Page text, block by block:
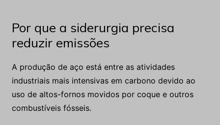
Por que a siderurgia precisa
reduzir emissões
A produção de aço está entre as atividades
industriais mais intensivas em carbono devido ao
uso de altos-fornos movidos por coque e outros
combustíveis fósseis.